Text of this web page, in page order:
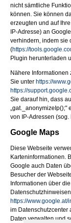
nicht sämtliche
können. Sie können
erzeugten und auf
IP-Adresse) an
verhindern, indem sie
(https://
Plugin herunterladen
Nähere
Sie unter https://
https://
Sie darauf hin, dass
„gat._anonymizeIp();"
von IP-Adressen
Google Maps
Diese Webseite
Karteninformationen.
Google auch Daten
Besucher der
Informationen über
https://
im Datenschutzcenter
Daten verwalten und